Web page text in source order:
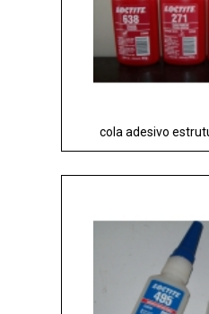
cola adesivo